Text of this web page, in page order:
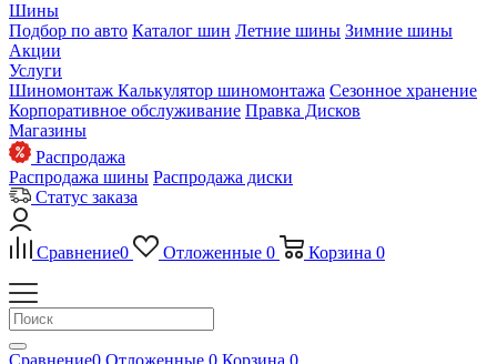
Шины
Подбор по авто Каталог шин Летние шины Зимние шины
Акции
Услуги
Шиномонтаж Калькулятор шиномонтажа Сезонное хранение
Корпоративное обслуживание Правка Дисков
Магазины
Распродажа
Распродажа шины Распродажа диски
Статус заказа
Сравнение0 Отложенные 0 Корзина 0
Сравнение0 Отложенные 0 Корзина 0